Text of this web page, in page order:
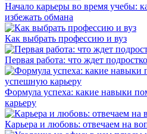
Начало карьеры во время учебы:
избежать обмана
Как выбрать профессию и вуз
Первая работа: что ждет
Формула успеха: какие навыки
карьеру
Карьера и любовь: отвечаем на